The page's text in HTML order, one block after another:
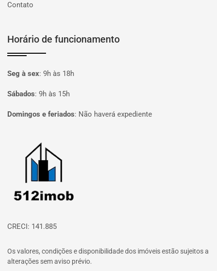
Contato
Horário de funcionamento
Seg à sex: 9h às 18h
Sábados: 9h às 15h
Domingos e feriados: Não haverá expediente
Página inicial
CRECI: 141.885
Os valores, condições e disponibilidade dos imóveis estão sujeitos a
alterações sem aviso prévio.